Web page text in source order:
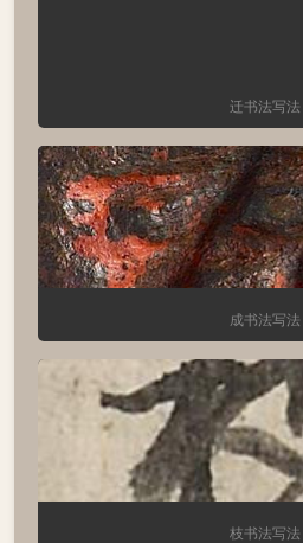
迁书法写法
成书法写法
枝书法写法